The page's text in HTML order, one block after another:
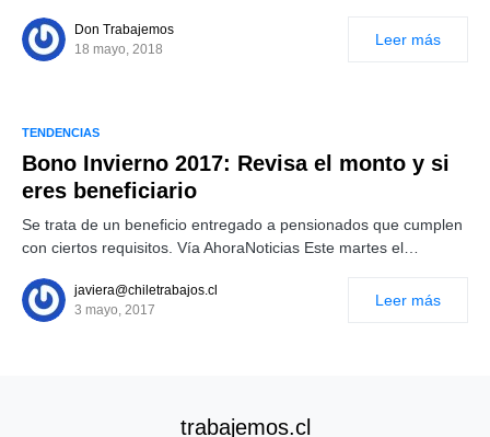
Don Trabajemos
18 mayo, 2018
Leer más
TENDENCIAS
Bono Invierno 2017: Revisa el monto y si
eres beneficiario
Se trata de un beneficio entregado a pensionados que cumplen
con ciertos requisitos. Vía AhoraNoticias Este martes el…
javiera@chiletrabajos.cl
3 mayo, 2017
Leer más
trabajemos.cl